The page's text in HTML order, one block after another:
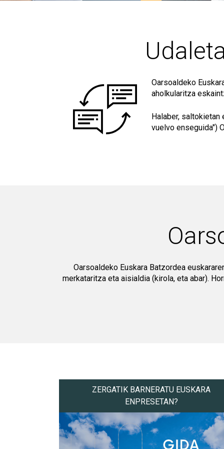
Oarsoaldeko
aholkularitza
Halaber,
vuelvo enseguida")
Oarsoaldeko Euskara Batzordea
merkataritza eta aisialdia (kirola, eta abar).
ZERGATIK BARNERATU EUSKARA
ENPRESETAN?